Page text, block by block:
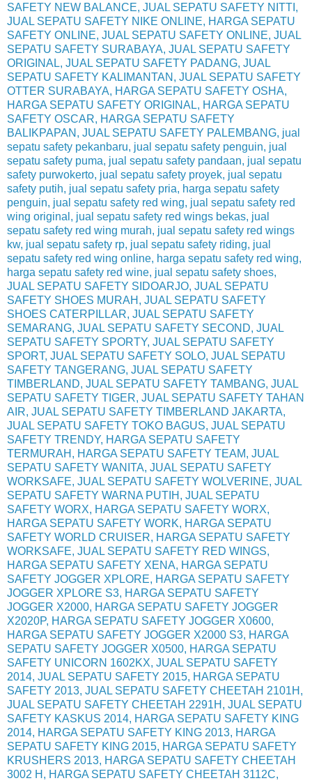
SAFETY NEW BALANCE, JUAL SEPATU SAFETY NITTI,
JUAL SEPATU SAFETY NIKE ONLINE, HARGA SEPATU
SAFETY ONLINE, JUAL SEPATU SAFETY ONLINE, JUAL
SEPATU SAFETY SURABAYA, JUAL SEPATU SAFETY
ORIGINAL, JUAL SEPATU SAFETY PADANG, JUAL
SEPATU SAFETY KALIMANTAN, JUAL SEPATU SAFETY
OTTER SURABAYA, HARGA SEPATU SAFETY OSHA,
HARGA SEPATU SAFETY ORIGINAL, HARGA SEPATU
SAFETY OSCAR, HARGA SEPATU SAFETY
BALIKPAPAN, JUAL SEPATU SAFETY PALEMBANG, jual
sepatu safety pekanbaru, jual sepatu safety penguin, jual
sepatu safety puma, jual sepatu safety pandaan, jual sepatu
safety purwokerto, jual sepatu safety proyek, jual sepatu
safety putih, jual sepatu safety pria, harga sepatu safety
penguin, jual sepatu safety red wing, jual sepatu safety red
wing original, jual sepatu safety red wings bekas, jual
sepatu safety red wing murah, jual sepatu safety red wings
kw, jual sepatu safety rp, jual sepatu safety riding, jual
sepatu safety red wing online, harga sepatu safety red wing,
harga sepatu safety red wine, jual sepatu safety shoes,
JUAL SEPATU SAFETY SIDOARJO, JUAL SEPATU
SAFETY SHOES MURAH, JUAL SEPATU SAFETY
SHOES CATERPILLAR, JUAL SEPATU SAFETY
SEMARANG, JUAL SEPATU SAFETY SECOND, JUAL
SEPATU SAFETY SPORTY, JUAL SEPATU SAFETY
SPORT, JUAL SEPATU SAFETY SOLO, JUAL SEPATU
SAFETY TANGERANG, JUAL SEPATU SAFETY
TIMBERLAND, JUAL SEPATU SAFETY TAMBANG, JUAL
SEPATU SAFETY TIGER, JUAL SEPATU SAFETY TAHAN
AIR, JUAL SEPATU SAFETY TIMBERLAND JAKARTA,
JUAL SEPATU SAFETY TOKO BAGUS, JUAL SEPATU
SAFETY TRENDY, HARGA SEPATU SAFETY
TERMURAH, HARGA SEPATU SAFETY TEAM, JUAL
SEPATU SAFETY WANITA, JUAL SEPATU SAFETY
WORKSAFE, JUAL SEPATU SAFETY WOLVERINE, JUAL
SEPATU SAFETY WARNA PUTIH, JUAL SEPATU
SAFETY WORX, HARGA SEPATU SAFETY WORX,
HARGA SEPATU SAFETY WORK, HARGA SEPATU
SAFETY WORLD CRUISER, HARGA SEPATU SAFETY
WORKSAFE, JUAL SEPATU SAFETY RED WINGS,
HARGA SEPATU SAFETY XENA, HARGA SEPATU
SAFETY JOGGER XPLORE, HARGA SEPATU SAFETY
JOGGER XPLORE S3, HARGA SEPATU SAFETY
JOGGER X2000, HARGA SEPATU SAFETY JOGGER
X2020P, HARGA SEPATU SAFETY JOGGER X0600,
HARGA SEPATU SAFETY JOGGER X2000 S3, HARGA
SEPATU SAFETY JOGGER X0500, HARGA SEPATU
SAFETY UNICORN 1602KX, JUAL SEPATU SAFETY
2014, JUAL SEPATU SAFETY 2015, HARGA SEPATU
SAFETY 2013, JUAL SEPATU SAFETY CHEETAH 2101H,
JUAL SEPATU SAFETY CHEETAH 2291H, JUAL SEPATU
SAFETY KASKUS 2014, HARGA SEPATU SAFETY KING
2014, HARGA SEPATU SAFETY KING 2013, HARGA
SEPATU SAFETY KING 2015, HARGA SEPATU SAFETY
KRUSHERS 2013, HARGA SEPATU SAFETY CHEETAH
3002 H, HARGA SEPATU SAFETY CHEETAH 3112C,